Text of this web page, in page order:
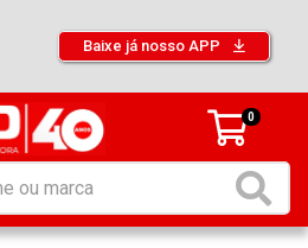
Baixe já nosso APP
0